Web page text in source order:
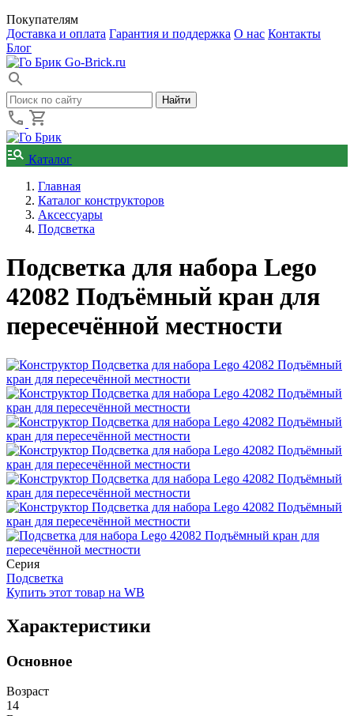
Покупателям
Доставка и оплата Гарантия и поддержка О нас Контакты
Блог
Go-Brick.ru
Каталог
Главная
Каталог конструкторов
Аксессуары
Подсветка
Подсветка для набора Lego
42082 Подъёмный кран для
пересечённой местности
Серия
Подсветка
Купить этот товар на WB
Характеристики
Основное
Возраст
14